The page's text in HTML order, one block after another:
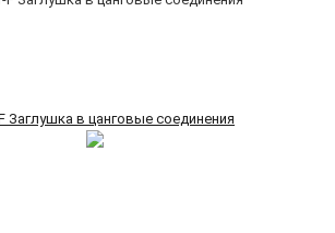
Заглушка в цанговые соединения